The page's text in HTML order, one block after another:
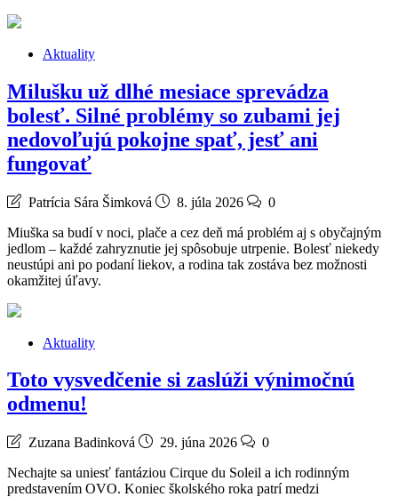
Aktuality
Milušku už dlhé mesiace sprevádza
bolesť. Silné problémy so zubami jej
nedovoľujú pokojne spať, jesť ani
fungovať
Patrícia Sára Šimková 8. júla 2026
0
Miuška sa budí v noci, plače a cez deň má problém aj s obyčajným
jedlom – každé zahryznutie jej spôsobuje utrpenie. Bolesť niekedy
neustúpi ani po podaní liekov, a rodina tak zostáva bez možnosti
okamžitej úľavy.
Aktuality
Toto vysvedčenie si zaslúži výnimočnú
odmenu!
Zuzana Badinková 29. júna 2026
0
Nechajte sa uniesť fantáziou Cirque du Soleil a ich rodinným
predstavením OVO. Koniec školského roka patrí medzi